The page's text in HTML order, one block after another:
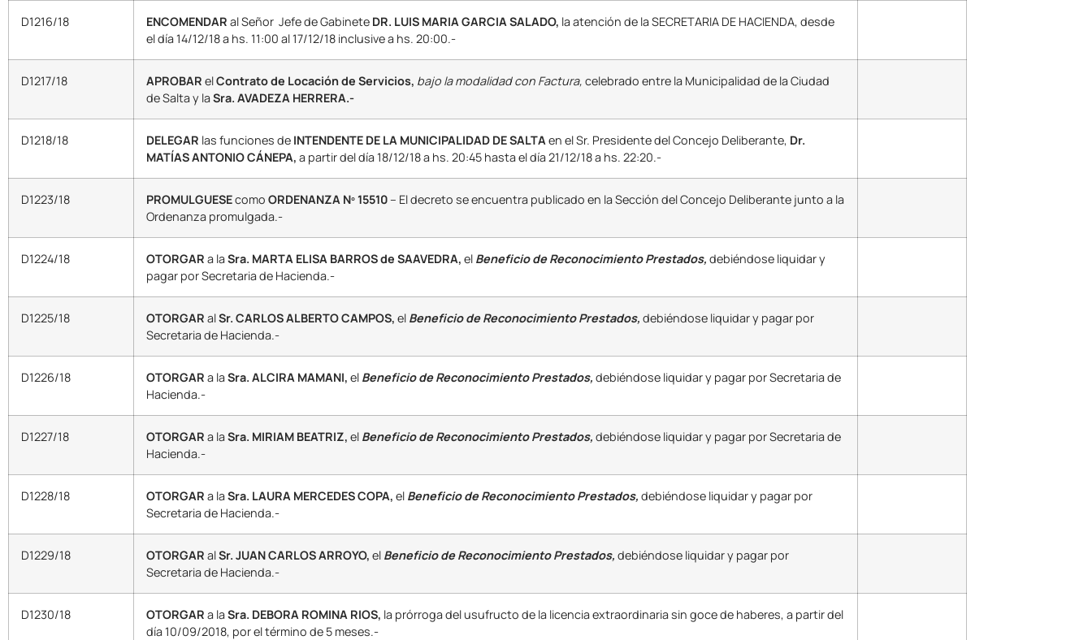
D1216/18 ENCOMENDAR al Señor Jefe de Gabinete DR. LUIS MARIA GARCIA SALADO, la atención de la SECRETARIA DE HACIENDA, desde
el día 14/12/18 a hs. 11:00 al 17/12/18 inclusive a hs. 20:00.-
D1217/18 APROBAR elContrato de Locación de Servicios, bajo la modalidad con Factura, celebrado entre la Municipalidad de la Ciudad
de Salta y laSra. AVADEZA HERRERA.-
D1218/18 DELEGAR las funciones de INTENDENTE DE LA MUNICIPALIDAD DE SALTA en el Sr. Presidente del Concejo Deliberante, Dr.
MATÍAS ANTONIO CÁNEPA, a partir del día 18/12/18 a hs. 20:45 hasta el día 21/12/18 a hs. 22:20.-
D1223/18 PROMULGUESEcomo ORDENANZA Nº 15510– El decreto se encuentra publicado en la Sección del Concejo Deliberante junto a la
Ordenanza promulgada.-
D1224/18 OTORGAR a laSra. MARTA ELISA BARROS de SAAVEDRA, el Beneficio de Reconocimiento Prestados, debiéndose liquidar y
pagar por Secretaria de Hacienda.-
D1225/18 OTORGAR alSr. CARLOS ALBERTO CAMPOS, el Beneficio de Reconocimiento Prestados, debiéndose liquidar y pagar por
Secretaria de Hacienda.-
D1226/18 OTORGAR a laSra. ALCIRA MAMANI, el Beneficio de Reconocimiento Prestados, debiéndose liquidar y pagar por Secretaria de
Hacienda.-
D1227/18 OTORGAR a laSra. MIRIAM BEATRIZ, el Beneficio de Reconocimiento Prestados, debiéndose liquidar y pagar por Secretaria de
Hacienda.-
D1228/18 OTORGAR a laSra. LAURA MERCEDES COPA, el Beneficio de Reconocimiento Prestados, debiéndose liquidar y pagar por
Secretaria de Hacienda.-
D1229/18 OTORGAR alSr. JUAN CARLOS ARROYO, el Beneficio de Reconocimiento Prestados, debiéndose liquidar y pagar por
Secretaria de Hacienda.-
D1230/18 OTORGAR a laSra. DEBORA ROMINA RIOS, la prórroga del usufructo de la licencia extraordinaria sin goce de haberes, a partir del
día 10/09/2018, por el término de 5 meses.-